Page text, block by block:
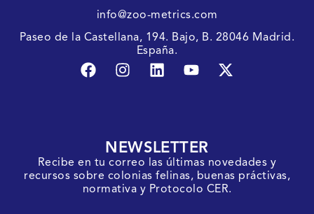
info@zoo-metrics.com
Paseo de la Castellana, 194. Bajo, B. 28046 Madrid.
España.
NEWSLETTER
Recibe en tu correo las últimas novedades y
recursos sobre colonias felinas, buenas práctivas,
normativa y Protocolo CER.